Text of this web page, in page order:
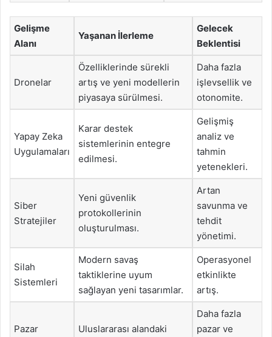
Gelişme
Alanı
Yaşanan İlerleme
Gelecek
Beklentisi
Dronelar
Özelliklerinde sürekli
artış ve yeni modellerin
piyasaya sürülmesi.
Daha fazla
işlevsellik ve
otonomite.
Yapay Zeka
Uygulamaları
Karar destek
sistemlerinin entegre
edilmesi.
Gelişmiş
analiz ve
tahmin
yetenekleri.
Siber
Stratejiler
Yeni güvenlik
protokollerinin
oluşturulması.
Artan
savunma ve
tehdit
yönetimi.
Silah
Sistemleri
Modern savaş
taktiklerine uyum
sağlayan yeni tasarımlar.
Operasyonel
etkinlikte
artış.
Pazar
Uluslararası alandaki
Daha fazla
pazar ve